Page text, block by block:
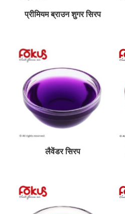
प्रीमियम ब्राउन शुगर सिरप
लैवेंडर सिरप